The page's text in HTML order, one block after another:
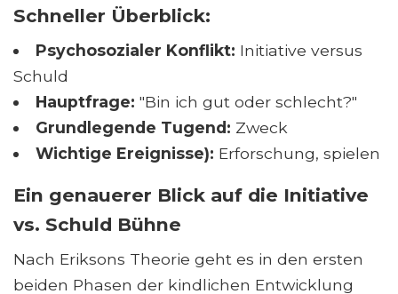
Schneller Überblick:
Psychosozialer Konflikt: Initiative versus
Schuld
Hauptfrage: "Bin ich gut oder schlecht?"
Grundlegende Tugend: Zweck
Wichtige Ereignisse): Erforschung, spielen
Ein genauerer Blick auf die Initiative
vs. Schuld Bühne
Nach Eriksons Theorie geht es in den ersten
beiden Phasen der kindlichen Entwicklung